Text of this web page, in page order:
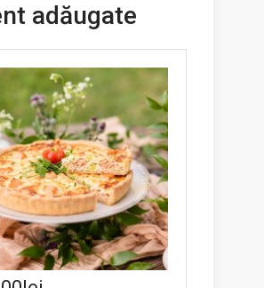
adăugate